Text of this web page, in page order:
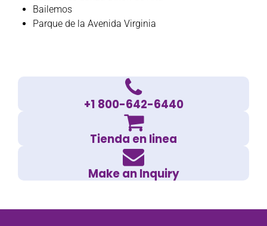
Bailemos
Parque de la Avenida Virginia
+1 800-642-6440
Tienda en linea
Make an Inquiry